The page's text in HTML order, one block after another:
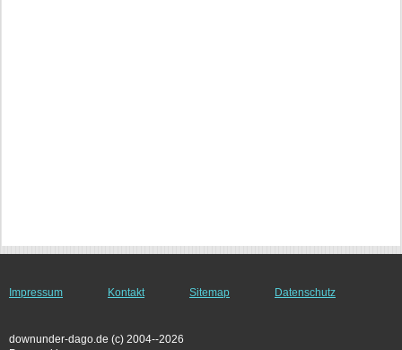
Impressum Kontakt Sitemap Datenschutz
downunder-dago.de (c) 2004--2026